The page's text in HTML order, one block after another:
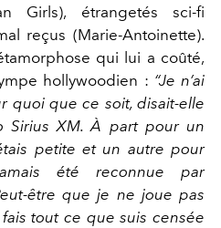
Girls), étrangetés sci-fi
reçus (Marie-Antoinette).
qui lui a coûté,
hollywoodien : “Je n’ai
quoi que ce soit, disait-elle
Sirius XM. À part pour un
petite et un autre pour
été reconnue par
être que je ne joue pas
tout ce que suis censée